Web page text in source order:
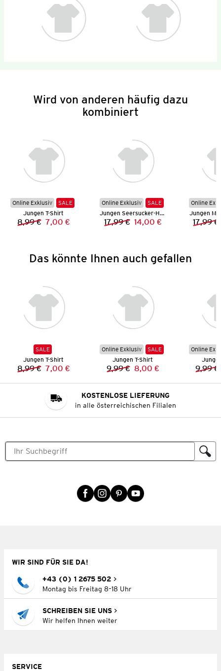
Wird von anderen häufig dazu
kombiniert
Online Exklusiv
SALE
Jungen T-Shirt
Vorheriger Preis:
8,99 € Neuer Preis:
7,00 €
Online Exklusiv
SALE
Jungen Seersucker-Hemd
Vorheriger Preis:
17,99 € Neuer Preis:
14,00 €
Online
Jungen
17,99 €
Das könnte Ihnen auch gefallen
SALE
Jungen T-Shirt
Vorheriger Preis:
8,99 € Neuer Preis:
7,00 €
Online Exklusiv
SALE
Jungen T-Shirt
Vorheriger Preis:
9,99 € Neuer Preis:
8,00 €
Online
9,99 €
KOSTENLOSE LIEFERUNG
in alle österreichischen Filialen
WIR SIND FÜR SIE DA!
+43 (0) 1 2675 502
Montag bis Freitag 8–18 Uhr
SCHREIBEN SIE UNS
Wir helfen Ihnen weiter
SERVICE